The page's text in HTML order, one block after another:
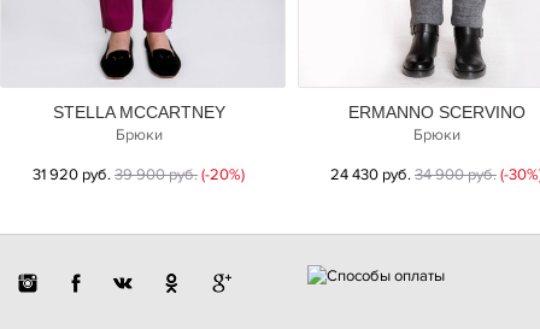
STELLA MCCARTNEY
Брюки
31 920 руб.39 900 руб.(-20%)
ERMANNO SCERVINO
Брюки
24 430 руб.34 900 руб.(-